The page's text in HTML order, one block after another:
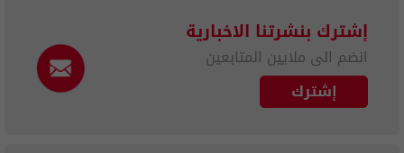
إشترك بنشرتنا الاخبارية
انضم الى ملايين المتابعين
إشترك